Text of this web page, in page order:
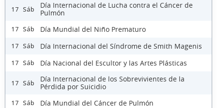
17 Sáb
Día Internacional de Lucha contra el Cáncer de
Pulmón
17 Sáb Día Mundial del Niño Prematuro
17 Sáb Día Internacional del Síndrome de Smith Magenis
17 Sáb Día Nacional del Escultor y las Artes Plásticas
17 Sáb
Día Internacional de los Sobrevivientes de la
Pérdida por Suicidio
17 Sáb Día Mundial del Cáncer de Pulmón